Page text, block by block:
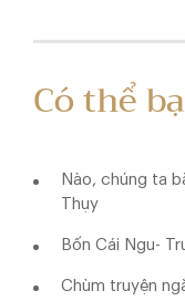
Có thể
Nào, chúng ta
Thụy
Bốn Cái Ngu-
Chùm truyện